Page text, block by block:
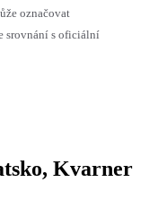
označovat
srovnání s oficiální
Kvarner